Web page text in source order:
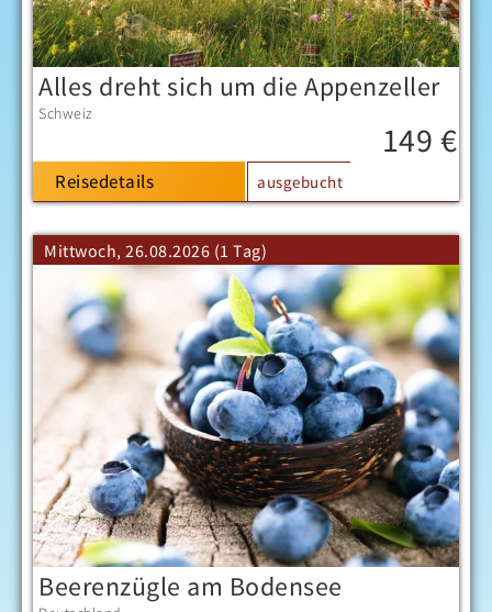
Alles dreht sich um die Appenzeller
Schweiz
149 €
Reisedetails ausgebucht
Mittwoch, 26.08.2026 (1 Tag)
Beerenzügle am Bodensee